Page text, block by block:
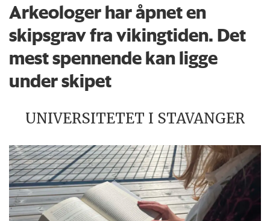
Arkeologer har åpnet en
skipsgrav fra vikingtiden. Det
mest spennende kan ligge
under skipet
UNIVERSITETET I STAVANGER